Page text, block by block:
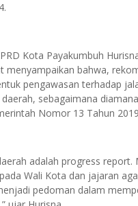
Kota Payakumbuh
menyampaikan bahwa,
pengawasan terhadap
sebagaimana
Nomor 13 Tahun
adalah progress report.
Wali Kota dan jajaran
pedoman dalam